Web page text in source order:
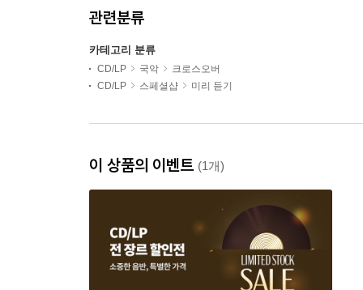
관련분류
카테고리 분류
CD/LP 국악
크로스오버
CD/LP
스페셜샵 미리 듣기
이 상품의 이벤트 (1개)